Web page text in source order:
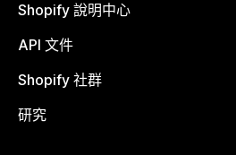
Shopify 說明中心
API 文件
Shopify 社群
研究